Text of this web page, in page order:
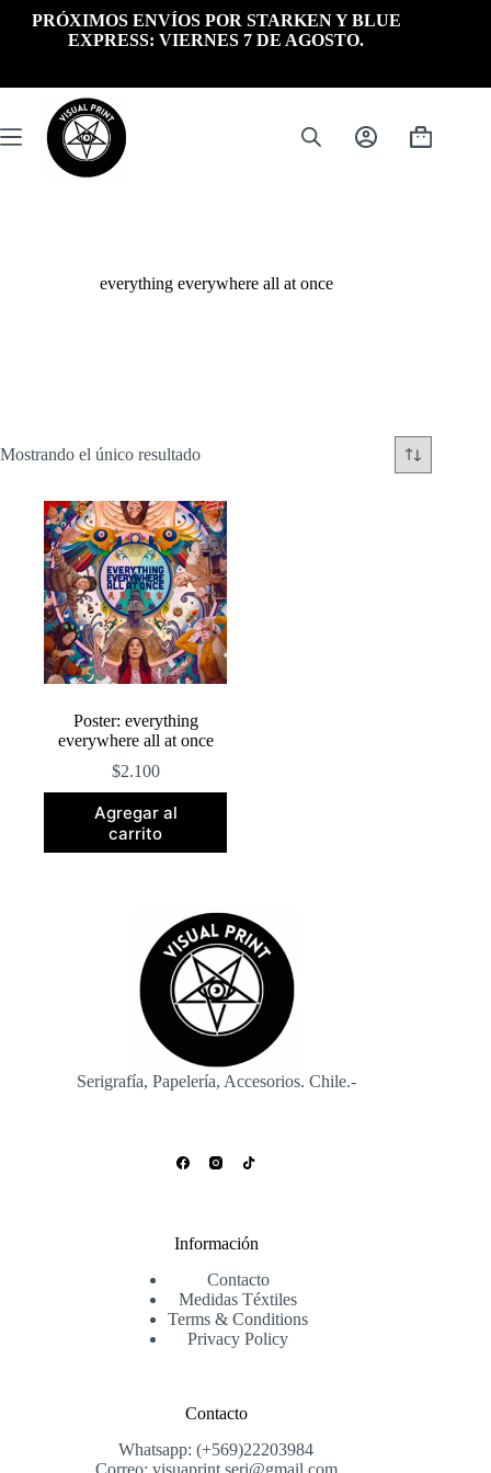
PRÓXIMOS ENVÍOS POR STARKEN Y BLUE
EXPRESS: VIERNES 7 DE AGOSTO.
Carrito
everything everywhere all at once
Mostrando el único resultado
Poster: everything
everywhere all at once
$2.100
Agregar al
carrito
Serigrafía, Papelería, Accesorios. Chile.-
Información
Contacto
Medidas Téxtiles
Terms & Conditions
Privacy Policy
Contacto
Whatsapp: (+569)22203984
Correo: visuaprint.seri@gmail.com